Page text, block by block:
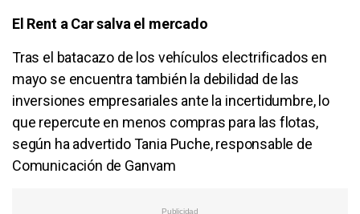
El Rent a Car salva el mercado
Tras el batacazo de los vehículos electrificados en
mayo se encuentra también la debilidad de las
inversiones empresariales ante la incertidumbre, lo
que repercute en menos compras para las flotas,
según ha advertido Tania Puche, responsable de
Comunicación de Ganvam